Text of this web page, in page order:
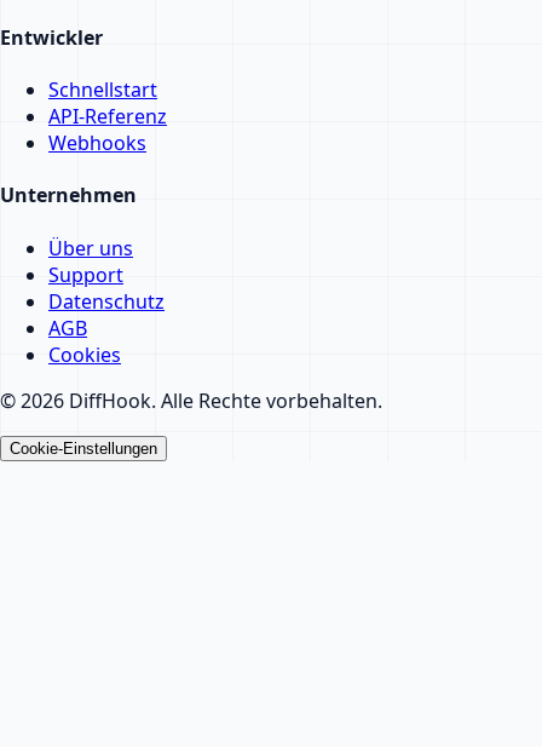
Entwickler
Schnellstart
API-Referenz
Webhooks
Unternehmen
Über uns
Support
Datenschutz
AGB
Cookies
© 2026 DiffHook. Alle Rechte vorbehalten.
Cookie-Einstellungen